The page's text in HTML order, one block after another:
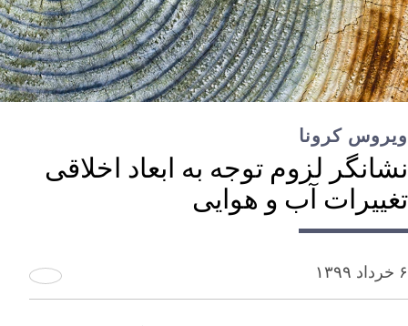
ویروس کرونا
نشانگر لزوم توجه به ابعاد اخلاقی
تغییرات آب و هوایی
۶ خرداد ۱۳۹۹